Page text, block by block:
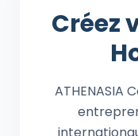
Créez
ATHENASIA